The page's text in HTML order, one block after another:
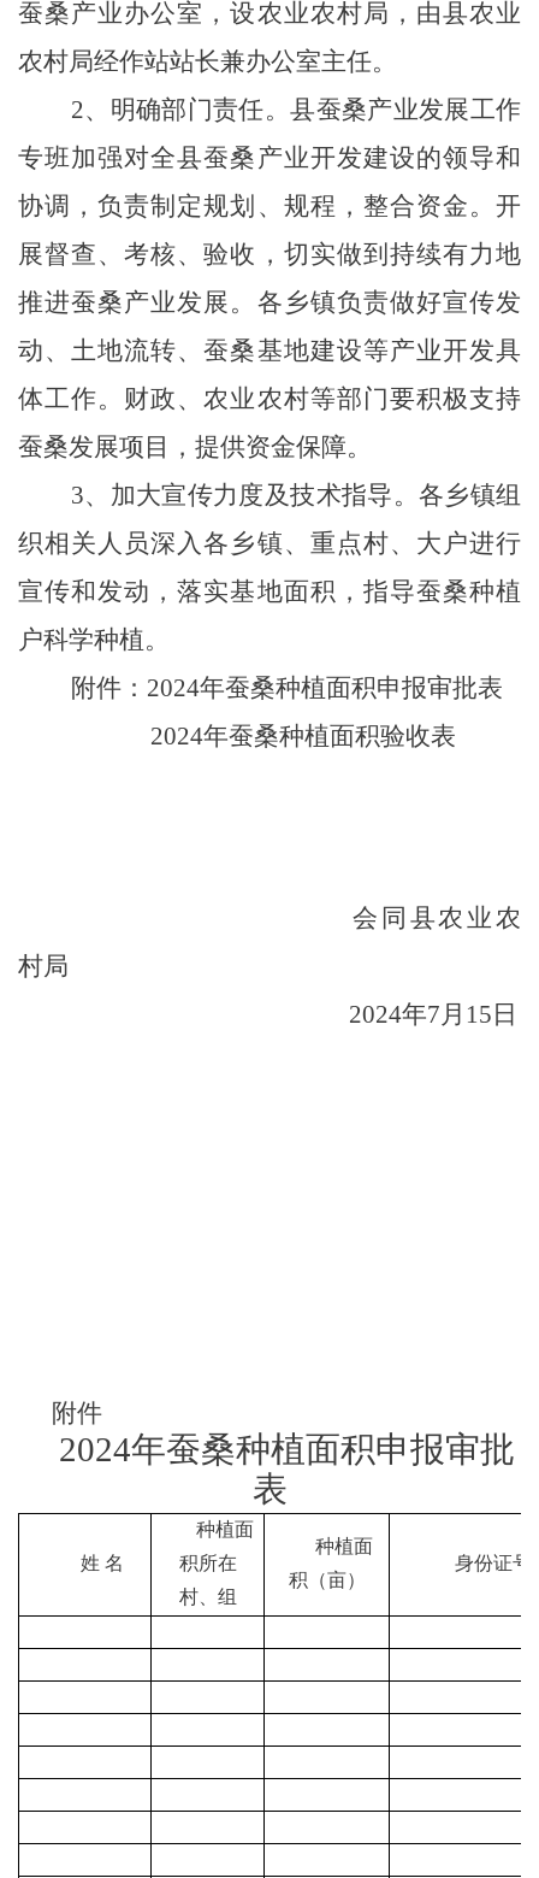
蚕桑产业办公室，设农业农村局，由县农业
农村局经作站站长兼办公室主任。
2、明确部门责任。县蚕桑产业发展工作
专班加强对全县蚕桑产业开发建设的领导和
协调，负责制定规划、规程，整合资金。开
展督查、考核、验收，切实做到持续有力地
推进蚕桑产业发展。各乡镇负责做好宣传发
动、土地流转、蚕桑基地建设等产业开发具
体工作。财政、农业农村等部门要积极支持
蚕桑发展项目，提供资金保障。
3、加大宣传力度及技术指导。各乡镇组
织相关人员深入各乡镇、重点村、大户进行
宣传和发动，落实基地面积，指导蚕桑种植
户科学种植。
附件： 2024年蚕桑种植面积申报审批表
2024年蚕桑种植面积验收表
会同县农业农
村局
2024年7月15日
附件
2024年蚕桑种植面积申报审批
表
姓 名
种植面
积所在
村、组
种植面
积（亩）
身份证号